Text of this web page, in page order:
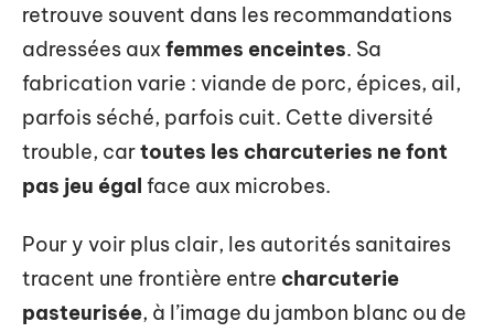
retrouve souvent dans les recommandations
adressées aux femmes enceintes. Sa
fabrication varie : viande de porc, épices, ail,
parfois séché, parfois cuit. Cette diversité
trouble, cartoutes les charcuteries ne font
pas jeu égal face aux microbes.
Pour y voir plus clair, les autorités sanitaires
tracent une frontière entre charcuterie
pasteurisée, à l’image du jambon blanc ou de